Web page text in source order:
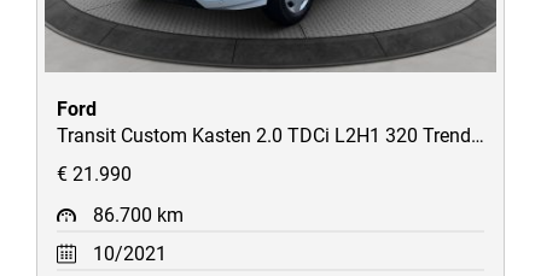
Ford
Transit Custom Kasten 2.0 TDCi L2H1 320 Trend Ausbau-Laderaum/AHK/STH/uvm
€ 21.990
86.700 km
10/2021